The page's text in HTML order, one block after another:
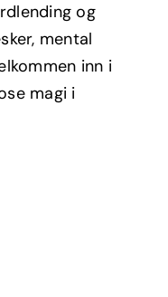
og
mental
inn i
magi i